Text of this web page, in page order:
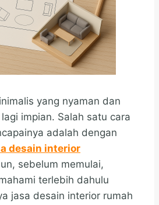
yang nyaman dan
impian. Salah satu cara
adalah dengan
desain interior
sebelum memulai,
terlebih dahulu
jasa desain interior rumah